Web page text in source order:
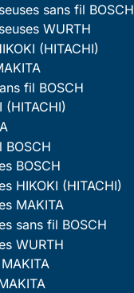
sans fil BOSCH
WURTH
(HITACHI)
fil BOSCH
(HITACHI)
BOSCH
BOSCH
HIKOKI (HITACHI)
MAKITA
sans fil BOSCH
WURTH